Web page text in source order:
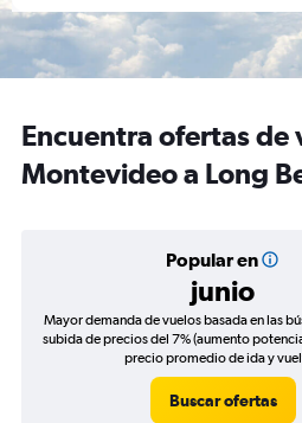
Encuentra ofertas de
Montevideo a Long
Popular en
junio
Mayor demanda de vuelos basada en las
subida de precios del 7% (aumento
precio promedio de ida y
Buscar ofertas